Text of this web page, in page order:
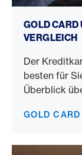
GOLD CARD
VERGLEICH
Der
besten für
Überblick
GOLD